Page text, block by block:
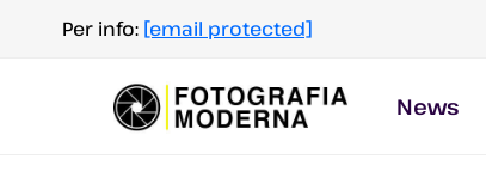
contenuto
Per info: [email protected]
News